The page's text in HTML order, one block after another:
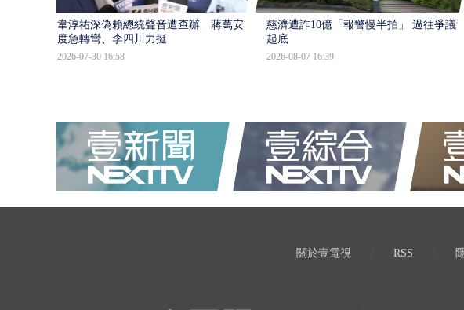
韋淳祐深偽賴總統聲音遭查辦 蔣萬安態
度急轉彎、李四川力挺
2026-07-30 16:58
慈濟遭詐10億「報警慢半拍」 過往爭議遭
起底
2026-08-07 16:39
關於壹電視 RSS